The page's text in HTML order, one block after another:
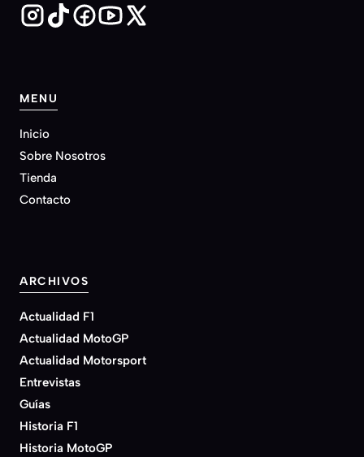
MENU
Inicio
Sobre Nosotros
Tienda
Contacto
ARCHIVOS
Actualidad F1
Actualidad MotoGP
Actualidad Motorsport
Entrevistas
Guías
Historia F1
Historia MotoGP